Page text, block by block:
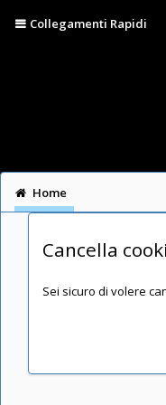
Collegamenti Rapidi
Home
Cancella
Sei sicuro di volere